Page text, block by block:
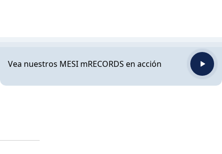
Vea nuestros MESI mRECORDS en acción